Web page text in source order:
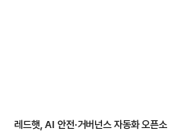
레드햇, AI 안전·거버넌스 자동화 오픈소